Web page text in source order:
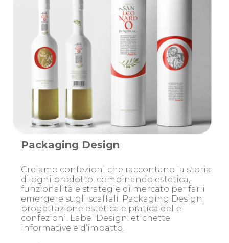
Packaging Design
Creiamo confezioni che raccontano la storia
di ogni prodotto, combinando estetica,
funzionalità e strategie di mercato per farli
emergere sugli scaffali. Packaging Design:
progettazione estetica e pratica delle
confezioni. Label Design: etichette
informative e d’impatto.